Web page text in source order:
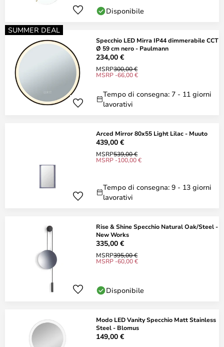
Disponibile
SUMMER DEAL
Specchio LED Mirra IP44 dimmerabile CCT
Ø 59 cm nero - Paulmann
234,00 €
MSRP300,00 €
MSRP -66,00 €
Tempo di consegna: 7 - 11 giorni
lavorativi
Arced Mirror 80x55 Light Lilac - Muuto
439,00 €
MSRP539,00 €
MSRP -100,00 €
Tempo di consegna: 9 - 13 giorni
lavorativi
Rise & Shine Specchio Natural Oak/Steel -
New Works
335,00 €
MSRP395,00 €
MSRP -60,00 €
Disponibile
Modo LED Vanity Specchio Matt Stainless
Steel - Blomus
149,00 €